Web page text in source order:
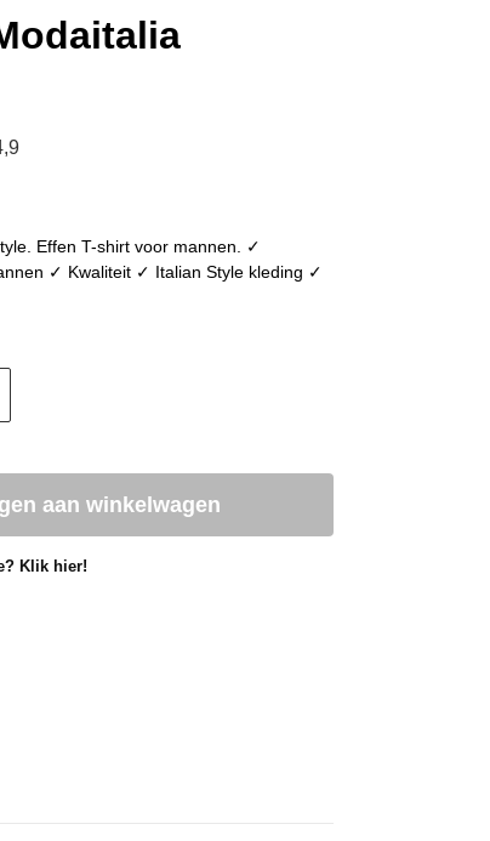
Effen T-shirt voor mannen. ✓
✓ Kwaliteit ✓ Italian Style kleding ✓
aan winkelwagen
Klik hier!